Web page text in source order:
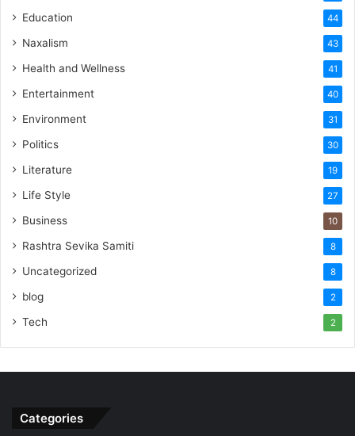
Education 44
Naxalism 43
Health and Wellness 41
Entertainment 40
Environment 31
Politics 30
Literature 19
Life Style 27
Business 10
Rashtra Sevika Samiti 8
Uncategorized 8
blog 2
Tech 2
Categories